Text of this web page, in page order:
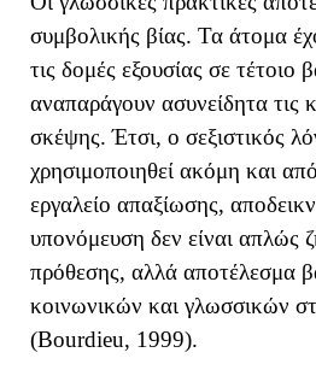
συμβολικής βίας. Τα άτομα
τις δομές εξουσίας σε
αναπαράγουν ασυνείδητα τις
σκέψης. Έτσι, ο σεξιστικός
χρησιμοποιηθεί ακόμη και
εργαλείο απαξίωσης,
υπονόμευση δεν είναι απλώς
πρόθεσης, αλλά αποτέλεσμα
κοινωνικών και γλωσσικών
(Bourdieu, 1999).